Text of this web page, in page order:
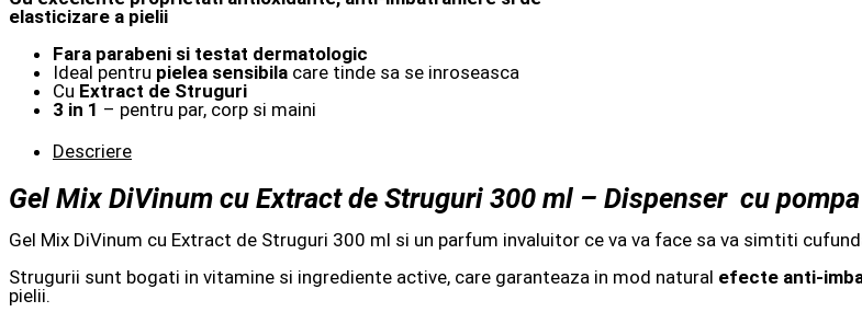
elasticizare a pielii
Fara parabeni si testat dermatologic
Ideal pentru pielea sensibila care tinde sa se inroseasca
Cu Extract de Struguri
3 in 1 – pentru par, corp si maini
Descriere
Gel Mix DiVinum cu Extract de Struguri 300 ml – Dispenser cu pompa
Gel Mix DiVinum cu Extract de Struguri 300 ml si un parfum invaluitor ce va va face sa va simtiti
Strugurii sunt bogati in vitamine si ingrediente active, care garanteaza in mod natural efecte anti-
pielii.